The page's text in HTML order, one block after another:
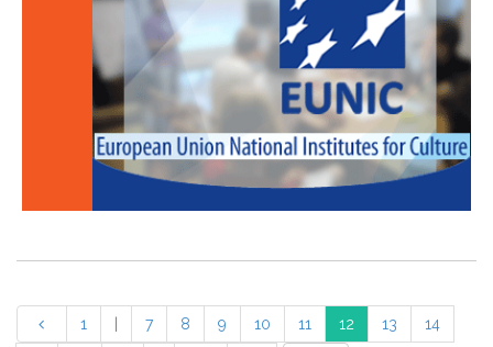
1 7 8 9 10 11 12 13 14